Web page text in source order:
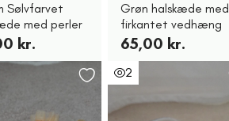
Sølvfarvet
med perler
kr.
Grøn halskæde med
firkantet vedhæng
65,00 kr.
2